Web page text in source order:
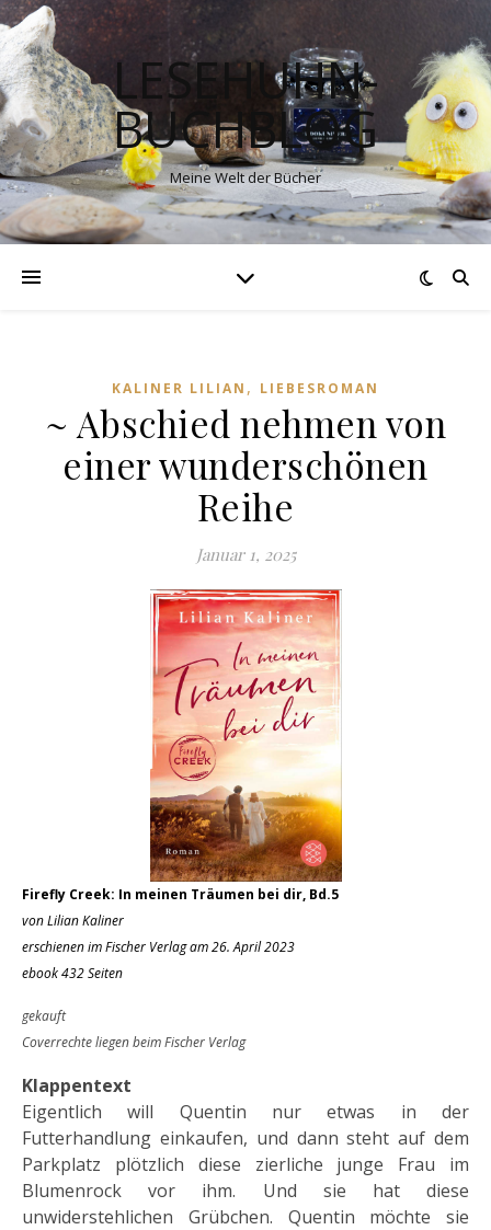
LESEHUHN-
BUCHBLOG
Meine Welt der Bücher
KALINER LILIAN , LIEBESROMAN
~ Abschied nehmen von
einer wunderschönen
Reihe
Januar 1, 2025
Firefly Creek: In meinen Träumen bei dir, Bd.5
von Lilian Kaliner
erschienen im Fischer Verlag am 26. April 2023
ebook 432 Seiten
gekauft
Coverrechte liegen beim Fischer Verlag
Klappentext
Eigentlich will Quentin nur etwas in der
Futterhandlung einkaufen, und dann steht auf dem
Parkplatz plötzlich diese zierliche junge Frau im
Blumenrock vor ihm. Und sie hat diese
unwiderstehlichen Grübchen. Quentin möchte sie